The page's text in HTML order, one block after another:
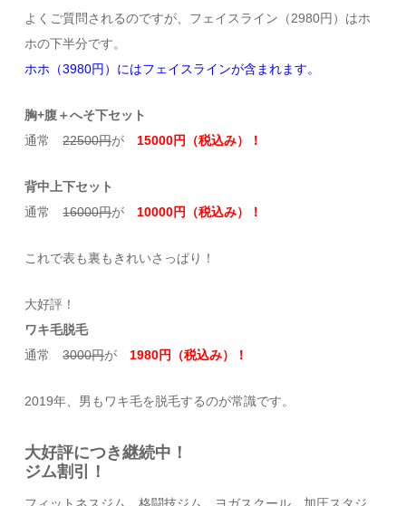
よくご質問されるのですが、フェイスライン（2980円）はホ
ホの下半分です。
ホホ（3980円）にはフェイスラインが含まれます。
胸+腹＋へそ下セット
通常22500円が 15000円（税込み）！
背中上下セット
通常16000円が 10000円（税込み）！
これで表も裏もきれいさっぱり！
大好評！
ワキ毛脱毛
通常3000円が 1980円（税込み）！
2019年、男もワキ毛を脱毛するのが常識です。
大好評につき継続中！
ジム割引！